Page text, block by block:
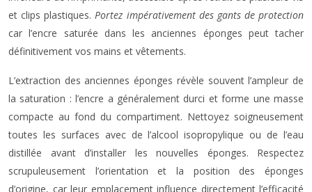
et clips plastiques.Portez impérativement des gants de protection
car l’encre saturée dans les anciennes éponges peut tacher
définitivement vos mains et vêtements.
L’extraction des anciennes éponges révèle souvent l’ampleur de
la saturation : l’encre a généralement durci et forme une masse
compacte au fond du compartiment. Nettoyez soigneusement
toutes les surfaces avec de l’alcool isopropylique ou de l’eau
distillée avant d’installer les nouvelles éponges. Respectez
scrupuleusement l’orientation et la position des éponges
d’origine, car leur emplacement influence directement l’efficacité